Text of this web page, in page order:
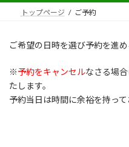
トップページ ご予約
ご希望の日時を選び予約を進め
※予約をキャンセルなさる場
たします。
予約当日は時間に余裕を持って